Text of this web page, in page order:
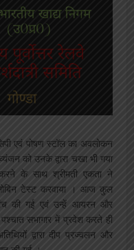
एवं पोषण स्टॉल का अवलोकन
को उनके द्वारा चखा भी गया
के साथ श्रीमती एकता ने
टेस्ट करवाया । आज कुल
की गई एवं उन्हें आयरन और
सभागार में प्रवेश करते ही
द्वारा दीप प्रज्वलन और